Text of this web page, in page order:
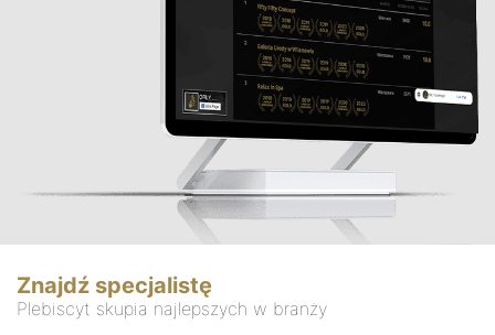
Znajdź specjalistę
Plebiscyt skupia najlepszych w branży